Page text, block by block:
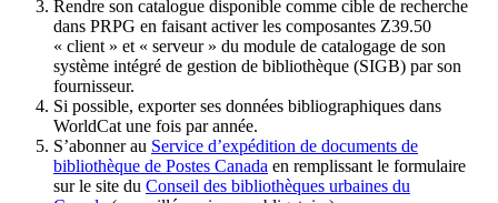
Rendre son catalogue disponible comme cible de recherche
dans PRPG en faisant activer les composantes Z39.50
« client » et « serveur » du module de catalogage de son
système intégré de gestion de bibliothèque (SIGB) par son
fournisseur.
Si possible, exporter ses données bibliographiques dans
WorldCat une fois par année.
S’abonner au Service d’expédition de documents de
bibliothèque de Postes Canada en remplissant le formulaire
sur le site du Conseil des bibliothèques urbaines du